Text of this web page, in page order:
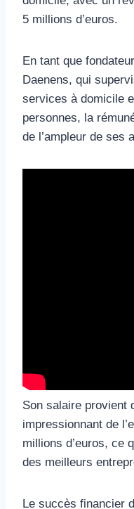
5 millions d’euros.
En tant que
Daenens, qui
services à domicile
personnes, la
de l’ampleur de ses
Son salaire provient
impressionnant de
millions d’euros, ce
des meilleurs
Le succès financier